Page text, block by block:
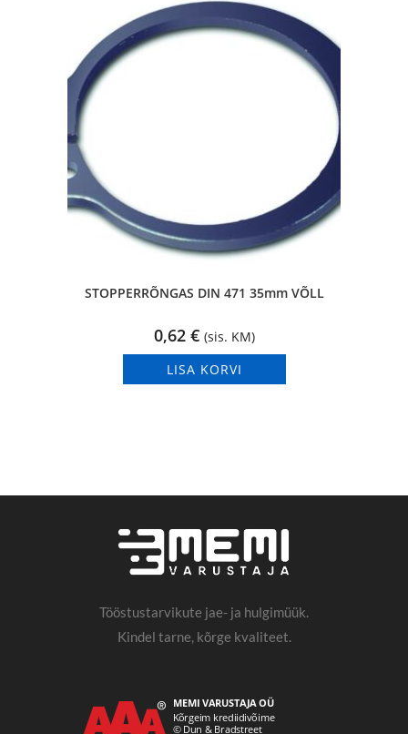
STOPPERRÕNGAS DIN 471 35mm VÕLL
0,62 € (sis. KM)
LISA KORVI
Tööstustarvikute jae- ja hulgimüük.
Kindel tarne, kõrge kvaliteet.